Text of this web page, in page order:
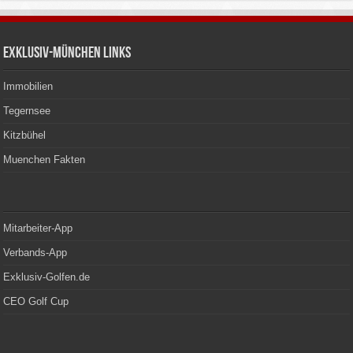
Exklusiv-München Links
Immobilien
Tegernsee
Kitzbühel
Muenchen Fakten
Mitarbeiter-App
Verbands-App
Exklusiv-Golfen.de
CEO Golf Cup